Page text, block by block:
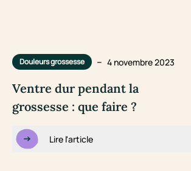
Douleurs grossesse – 4 novembre 2023
Ventre dur pendant la
grossesse : que faire ?
Lire l'article